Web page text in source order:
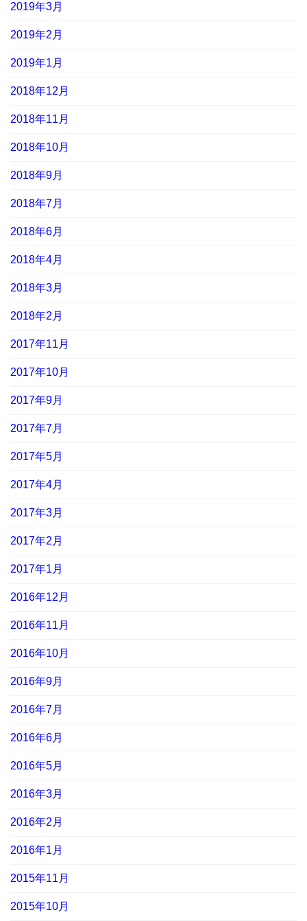
2019年3月
2019年2月
2019年1月
2018年12月
2018年11月
2018年10月
2018年9月
2018年7月
2018年6月
2018年4月
2018年3月
2018年2月
2017年11月
2017年10月
2017年9月
2017年7月
2017年5月
2017年4月
2017年3月
2017年2月
2017年1月
2016年12月
2016年11月
2016年10月
2016年9月
2016年7月
2016年6月
2016年5月
2016年3月
2016年2月
2016年1月
2015年11月
2015年10月